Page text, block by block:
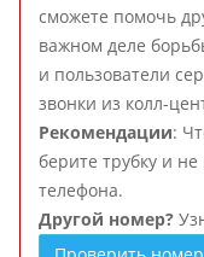
сможете помочь
важном деле
и пользователи
звонки из колл-
Рекомендации:
берите трубку и
телефона.
Другой номер?